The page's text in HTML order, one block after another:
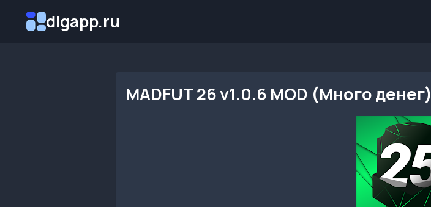
digapp.ru
MADFUT 26 v1.0.6 MOD (Много денег)